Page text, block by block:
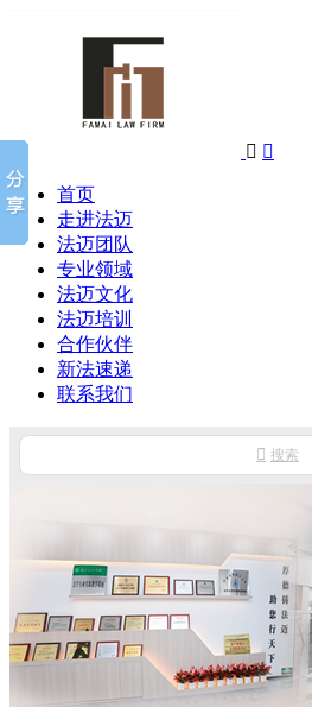
 
首页
走进法迈
法迈团队
专业领域
法迈文化
法迈培训
合作伙伴
新法速递
联系我们
 搜索